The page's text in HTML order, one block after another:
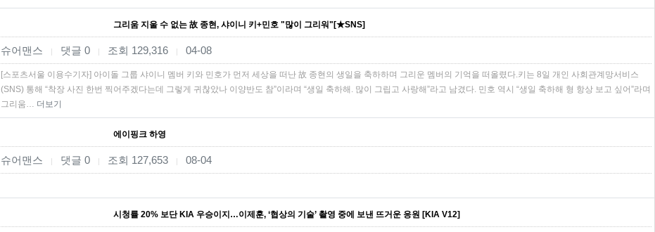
그리움 지울 수 없는 故 종현, 샤이니 키+민호 "많이 그리워"[★SNS]
슈어맨스 | 댓글 0 | 조회 129,316 | 04-08
[스포츠서울 이용수기자] 아이돌 그룹 샤이니 멤버 키와 민호가 먼저 세상을 떠난 故 종현의 생일을 축하하며 그리운 멤버의 기억을 떠올렸다.키는 8일 개인 사회관계망서비스
(SNS) 통해 “착장 사진 한번 찍어주겠다는데 그렇게 귀찮았나 이양반도 참”이라며 “생일 축하해. 많이 그립고 사랑해”라고 남겼다. 민호 역시 “생일 축하해 형 항상 보고 싶어”라며
그리움… 더보기
에이핑크 하영
슈어맨스 | 댓글 0 | 조회 127,653 | 08-04
시청률 20% 보단 KIA 우승이지…이제훈, ‘협상의 기술’ 촬영 중에 보낸 뜨거운 응원 [KIA V12]